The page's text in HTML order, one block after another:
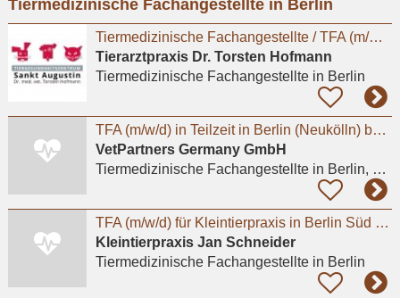
eingeben
Tiermedizinische Fachangestellte in Berlin
Tiermedizinische Fachangestellte / TFA (m/w/d) – Berlin-Biesdorf
Tierarztpraxis Dr. Torsten Hofmann
Tiermedizinische Fachangestelltein Berlin
TFA (m/w/d) in Teilzeit in Berlin (Neukölln) bei Tierarztpraxis Sarah Watson
VetPartners Germany GmbH
Tiermedizinische Fachangestelltein Berlin, Neukölln
TFA (m/w/d) für Kleintierpraxis in Berlin Süd gesucht (20-35h)
Kleintierpraxis Jan Schneider
Tiermedizinische Fachangestelltein Berlin